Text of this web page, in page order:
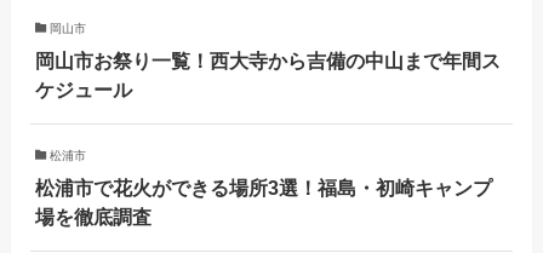
岡山市
岡山市お祭り一覧！西大寺から吉備の中山まで年間ス
ケジュール
松浦市
松浦市で花火ができる場所3選！福島・初崎キャンプ
場を徹底調査